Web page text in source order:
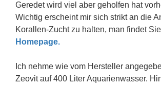
Geredet wird viel aber geholfen hat
Wichtig erscheint mir sich strikt an die
Korallen-Zucht zu halten, man findet
Homepage.
Ich nehme wie vom Hersteller
Zeovit auf 400 Liter Aquarienwasser.